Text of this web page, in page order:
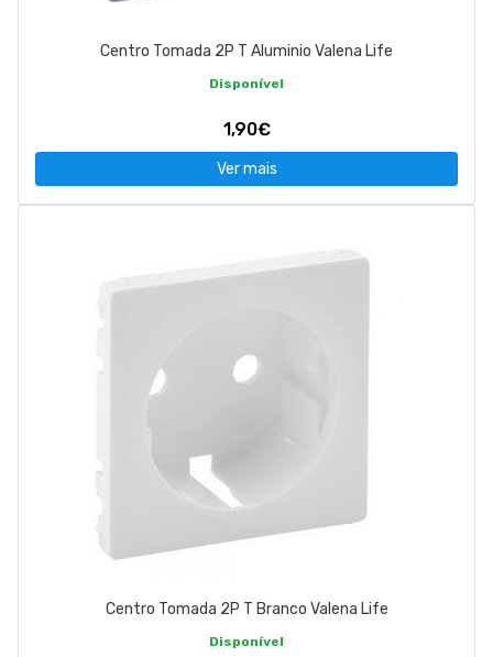
Centro Tomada 2P T Aluminio Valena Life
Disponível
1,90€
Ver mais
Centro Tomada 2P T Branco Valena Life
Disponível